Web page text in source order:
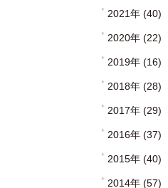
2021年 (40)
2020年 (22)
2019年 (16)
2018年 (28)
2017年 (29)
2016年 (37)
2015年 (40)
2014年 (57)